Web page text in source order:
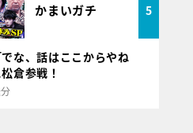
かまいガチ 5
な、話はここからやね
倉参戦！